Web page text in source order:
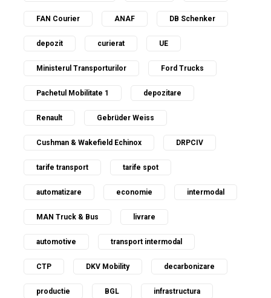
FAN Courier ANAF DB Schenker
depozit curierat UE
Ministerul Transporturilor Ford Trucks
Pachetul Mobilitate 1 depozitare
Renault Gebrüder Weiss
Cushman & Wakefield Echinox DRPCIV
tarife transport tarife spot
automatizare economie intermodal
MAN Truck & Bus livrare
automotive transport intermodal
CTP DKV Mobility decarbonizare
productie BGL infrastructura